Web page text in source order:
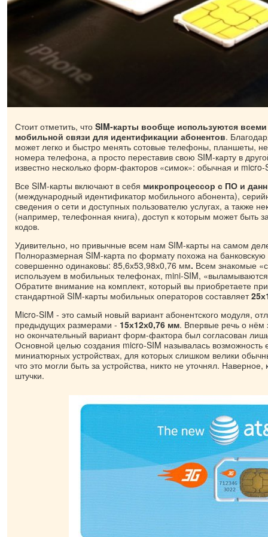
Стоит отметить, что SIM-карты вообще используются
мобильной связи для идентификации абонентов.
может легко и быстро менять сотовые телефоны, планшеты,
номера телефона, а просто переставив свою SIM-карту в
известно несколько форм-факторов «симок»: обычная и micro-
Все SIM-карты включают в себя микропроцессор с ПО и
(международный идентификатор мобильного абонента),
сведения о сети и доступных пользователю услугах, а также
(например, телефонная книга), доступ к которым может быть
кодов.
Удивительно, но привычные всем нам SIM-карты на самом
Полноразмерная SIM-карта по формату похожа на банковскую
совершенно одинаковы: 85,6х53,98х0,76 мм. Всем знакомые
используем в мобильных телефонах, mini-SIM,
Обратите внимание на комплект, который вы приобретаете
стандартной SIM-карты мобильных операторов составляет
Micro-SIM - это самый новый вариант абонентского модуля,
предыдущих размерами - 15х12х0,76 мм. Впервые речь о нём
но окончательный вариант форм-фактора был согласован
Основной целью создания micro-SIM называлась возможность
миниатюрных устройствах, для которых слишком велики
что это могли быть за устройства, никто не уточнял.
штучки.